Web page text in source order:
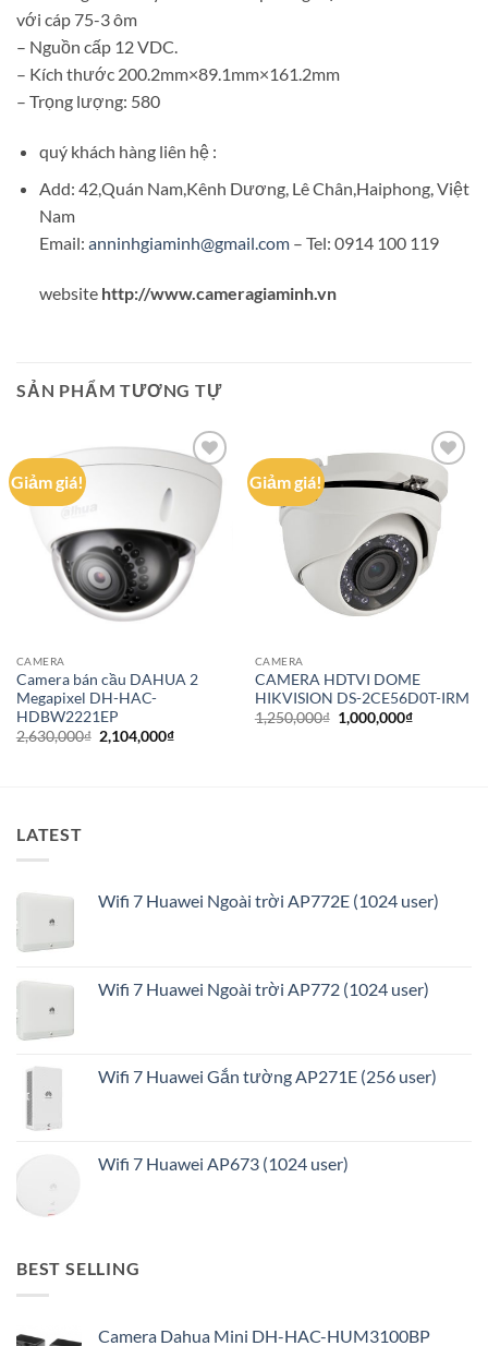
với cáp 75-3 ôm
– Nguồn cấp 12 VDC.
– Kích thước 200.2mm×89.1mm×161.2mm
– Trọng lượng: 580
quý khách hàng liên hệ :
Add: 42,Quán Nam,Kênh Dương, Lê Chân,Haiphong, Việt
Nam
Email: anninhgiaminh@gmail.com– Tel: 0914 100 119
website http://www.cameragiaminh.vn
SẢN PHẨM TƯƠNG TỰ
Giảm giá!
Add to
wishlist
CAMERA
Camera bán cầu DAHUA 2
Megapixel DH-HAC-
HDBW2221EP
2,630,000₫ Giá
gốc
2,104,000₫Giá
Giảm giá!
Add to
wishlist
CAMERA
CAMERA HDTVI DOME
HIKVISION DS-2CE56D0T-IRM
1,250,000₫ Giá
gốc
1,000,000₫Giá
LATEST
Wifi 7 Huawei Ngoài trời AP772E (1024 user)
Wifi 7 Huawei Ngoài trời AP772 (1024 user)
Wifi 7 Huawei Gắn tường AP271E (256 user)
Wifi 7 Huawei AP673 (1024 user)
BEST SELLING
Camera Dahua Mini DH-HAC-HUM3100BP